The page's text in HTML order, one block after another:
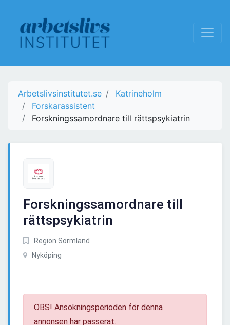
Arbetslivsinstitutet.se
Katrineholm
Forskarassistent
Forskningssamordnare till rättspsykiatrin
Forskningssamordnare till
rättspsykiatrin
Region Sörmland
Nyköping
OBS! Ansökningsperioden för denna
annonsen har passerat.